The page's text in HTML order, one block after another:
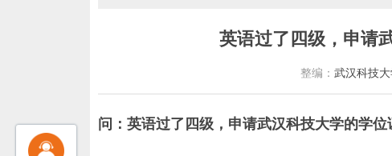
英语过了四级，申请
整编： 武汉科技
问：英语过了四级，申请武汉科技大学的学